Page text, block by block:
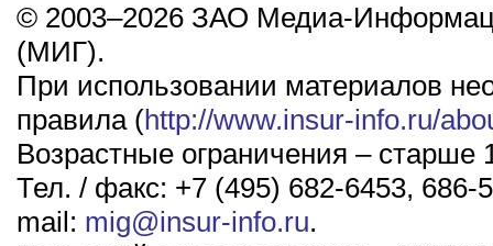
© 2003–2026 ЗАО Медиа-
(МИГ).
При использовании материалов
правила (http://www.insur-info.ru/
Возрастные ограничения – старше
Тел. / факс: +7 (495) 682-6453, 686-
mail: mig@insur-info.ru.